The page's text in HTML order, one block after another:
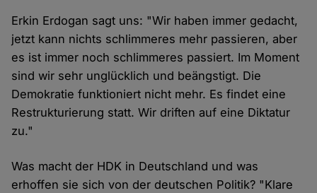
Erkin Erdogan sagt uns: "Wir haben immer gedacht,
jetzt kann nichts schlimmeres mehr passieren, aber
es ist immer noch schlimmeres passiert. Im Moment
sind wir sehr unglücklich und beängstigt. Die
Demokratie funktioniert nicht mehr. Es findet eine
Restrukturierung statt. Wir driften auf eine Diktatur
zu."
Was macht der HDK in Deutschland und was
erhoffen sie sich von der deutschen Politik? "Klare